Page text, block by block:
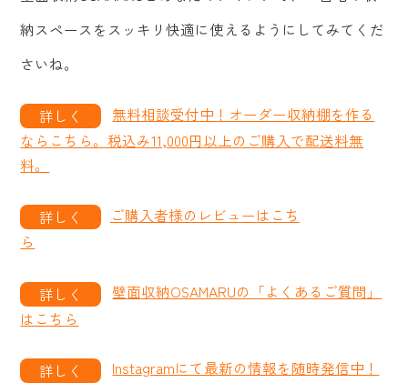
納スペースをスッキリ快適に使えるようにしてみてくだ
さいね。
無料相談受付中！オーダー収納棚を作る
ならこちら。税込み11,000円以上のご購入で配送料無
料。
ご購入者様のレビューはこち
ら
壁面収納OSAMARUの「よくあるご質問」
はこちら
Instagramにて最新の情報を随時発信中！